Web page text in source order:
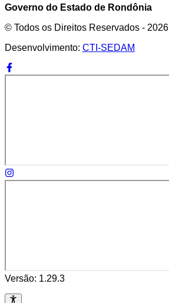
Governo do Estado de Rondônia
© Todos os Direitos Reservados - 2026
Desenvolvimento: CTI-SEDAM
Versão: 1.29.3